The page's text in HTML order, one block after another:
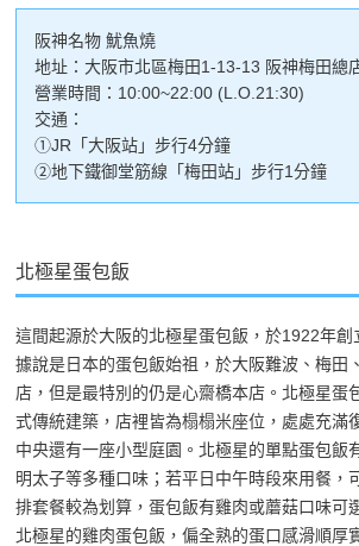
阪神名物 魷魚燒
地址：大阪市北區梅田1-13-13 阪神梅田總
營業時間：10:00~22:00 (L.O.21:30)
交通：
①JR「大阪站」步行4分鐘
②地下鐵御堂筋線「梅田站」步行1分鐘
北極星蛋包飯
這間起源於大阪的北極星蛋包飯，於1922年創
據說是日本的蛋包飯始祖，於大阪難波、梅田
店，但是最特別的仍是心齋橋本店。北極星蛋
式傳統建築，店裡皆為榻榻米座位，處處充滿
中央還有一座小型庭園。北極星的單點蛋包飯
明太子等多種口味；若平日中午時段來用餐，
排套餐較為划算，蛋包飯有雞肉或蘑菇口味可
北極星的雞肉蛋包飯，偏全熟的蛋口感滑順厚